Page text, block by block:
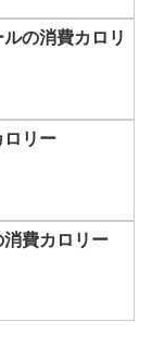
の消費カロリ
ロリー
費カロリー